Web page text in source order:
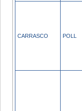
CARRASCO POLL